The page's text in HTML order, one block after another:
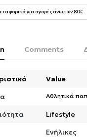
για αγορές άνω των 80€
Comments
Value
Αθλητικά
Lifestyle
Ενήλικες